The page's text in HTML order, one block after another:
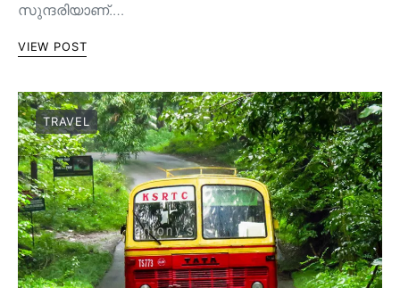
സുന്ദരിയാണ്.…
VIEW POST
TRAVEL